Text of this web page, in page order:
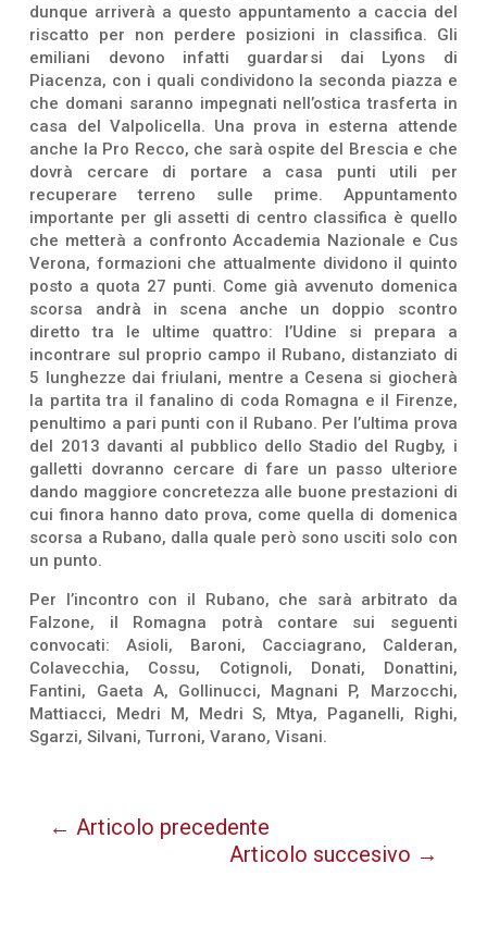
dunque arriverà a questo appuntamento a caccia del
riscatto per non perdere posizioni in classifica. Gli
emiliani devono infatti guardarsi dai Lyons di
Piacenza, con i quali condividono la seconda piazza e
che domani saranno impegnati nell’ostica trasferta in
casa del Valpolicella. Una prova in esterna attende
anche la Pro Recco, che sarà ospite del Brescia e che
dovrà cercare di portare a casa punti utili per
recuperare terreno sulle prime. Appuntamento
importante per gli assetti di centro classifica è quello
che metterà a confronto Accademia Nazionale e Cus
Verona, formazioni che attualmente dividono il quinto
posto a quota 27 punti. Come già avvenuto domenica
scorsa andrà in scena anche un doppio scontro
diretto tra le ultime quattro: l’Udine si prepara a
incontrare sul proprio campo il Rubano, distanziato di
5 lunghezze dai friulani, mentre a Cesena si giocherà
la partita tra il fanalino di coda Romagna e il Firenze,
penultimo a pari punti con il Rubano. Per l’ultima prova
del 2013 davanti al pubblico dello Stadio del Rugby, i
galletti dovranno cercare di fare un passo ulteriore
dando maggiore concretezza alle buone prestazioni di
cui finora hanno dato prova, come quella di domenica
scorsa a Rubano, dalla quale però sono usciti solo con
un punto.
Per l’incontro con il Rubano, che sarà arbitrato da
Falzone, il Romagna potrà contare sui seguenti
convocati: Asioli, Baroni, Cacciagrano, Calderan,
Colavecchia, Cossu, Cotignoli, Donati, Donattini,
Fantini, Gaeta A, Gollinucci, Magnani P, Marzocchi,
Mattiacci, Medri M, Medri S, Mtya, Paganelli, Righi,
Sgarzi, Silvani, Turroni, Varano, Visani.
← Articolo precedente
Articolo succesivo →